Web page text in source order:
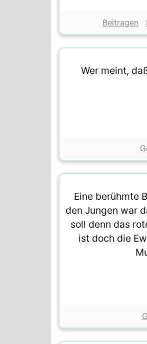
Beitragen
Wer meint,
Eine berühmte
den Jungen war
soll denn das
ist doch die